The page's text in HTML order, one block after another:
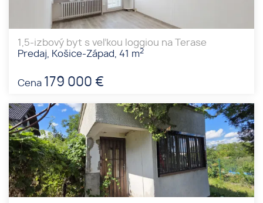
1,5-izbový byt s veľkou loggiou na Terase
Predaj, Košice-Západ, 41 m2
Cena 179 000 €